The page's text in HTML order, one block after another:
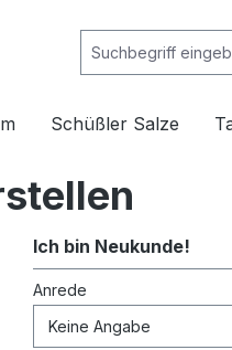
Schüßler Salze
Ich bin Neukunde!
Persönliche
Anrede